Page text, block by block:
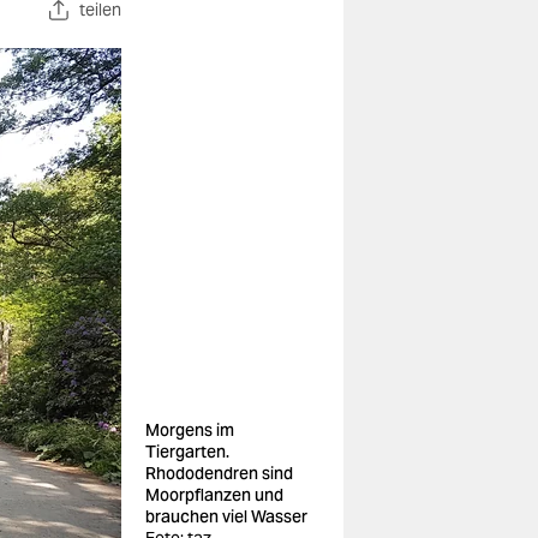
teilen
Morgens im
Tiergarten.
Rhododendren sind
Moorpflanzen und
brauchen viel Wasser